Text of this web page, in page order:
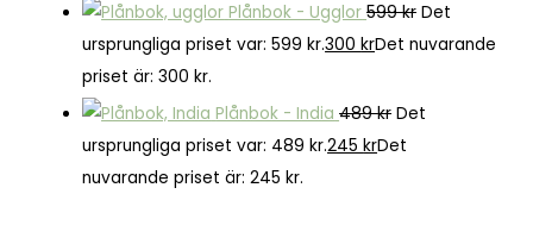
Plånbok - Ugglor 599kr Det
ursprungliga priset var: 599 kr.300krDet nuvarande
priset är: 300 kr.
Plånbok - India 489kr Det
ursprungliga priset var: 489 kr.245krDet
nuvarande priset är: 245 kr.